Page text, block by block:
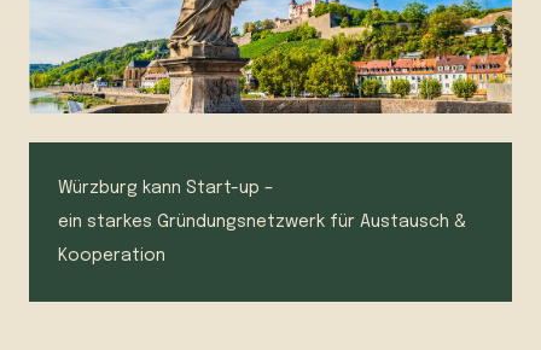
Würzburg kann Start-up –
ein starkes Gründungsnetzwerk für Austausch &
Kooperation